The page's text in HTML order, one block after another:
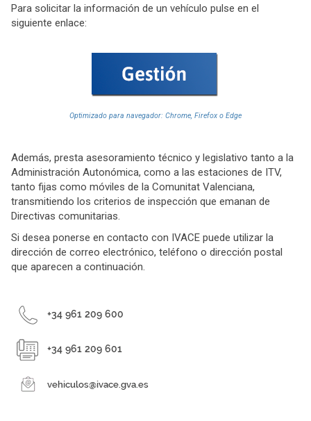
Para solicitar la información de un vehículo pulse en el
siguiente enlace:
Optimizado para navegador: Chrome, Firefox o Edge
Además, presta asesoramiento técnico y legislativo tanto a la
Administración Autonómica, como a las estaciones de ITV,
tanto fijas como móviles de la Comunitat Valenciana,
transmitiendo los criterios de inspección que emanan de
Directivas comunitarias.
Si desea ponerse en contacto con IVACE puede utilizar la
dirección de correo electrónico, teléfono o dirección postal
que aparecen a continuación.